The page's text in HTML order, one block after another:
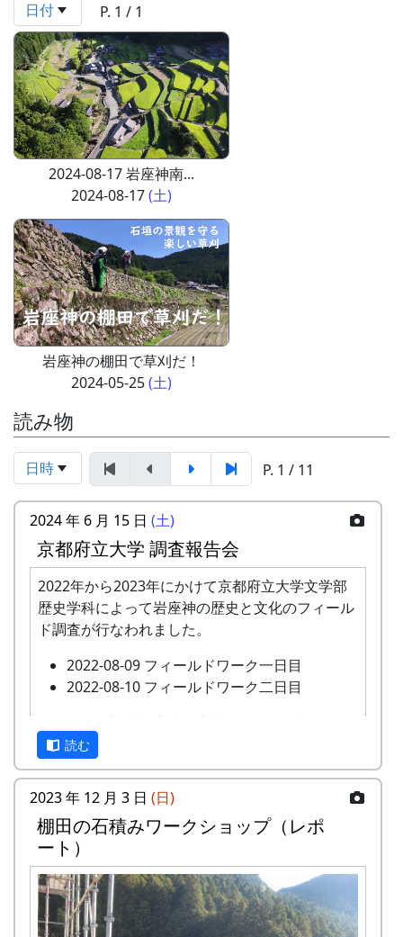
日付 P. 1 / 1
2024-08-17 岩座神南...
2024-08-17(土)
岩座神の棚田で草刈だ！
2024-05-25(土)
読み物
日時 P. 1 / 11
2024 年 6 月 15 日 (土)
京都府立大学 調査報告会
2022年から2023年にかけて京都府立大学文学部
歴史学科によって岩座神の歴史と文化のフィール
ド調査が行なわれました。
2022-08-09 フィールドワーク一日目
2022-08-10 フィールドワーク二日目
このたび、調査報告書が上梓されたのを記念し
て、現地である岩座神において調査報告会が開催
されます。
あわせて、2023年に岩座神の棚田について農業の
面から調査をおこなった武庫川女子大学来栖氏の
研究発表も行なわれます。
京都府立大学歴史学科文化遺産調査報
告会
『岩座神の歴史と文化』
読む
2023 年 12 月 3 日 (日)
棚田の石積みワークショップ（レポ
ート）